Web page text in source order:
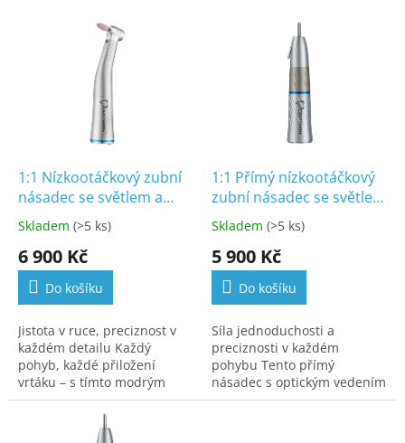
ů
1:1 Nízkootáčkový zubní
násadec se světlem a
vodním sprejem (G-343)
Skladem (>5 ks)
6 900 Kč
Do košíku
Jistota v ruce, preciznost v
každém detailu Každý
pohyb, každé přiložení
vrtáku – s tímto modrým
násadcem s převodem 1 :
1 získáte naprostou kontrolu
nad svou prací....
1:1 Přímý nízkootáčkový
zubní násadec se světlem
a vnějším přívodem vody
+ externí chlazení (G-
303L)
Skladem (>5 ks)
5 900 Kč
Do košíku
Síla jednoduchosti a
preciznosti v každém
pohybu Tento přímý
násadec s optickým vedením
světla je ideální volbou pro